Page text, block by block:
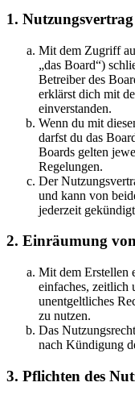
1. Nutzungsvertrag
Mit dem Zugriff
„das Board“)
Betreiber des
erklärst dich mit
einverstanden.
Wenn du mit
darfst du das
Boards gelten
Regelungen.
Der
und kann von
jederzeit
2. Einräumung
Mit dem Erstellen
einfaches, zeitlich
unentgeltliches
zu nutzen.
Das
nach Kündigung
3. Pflichten des